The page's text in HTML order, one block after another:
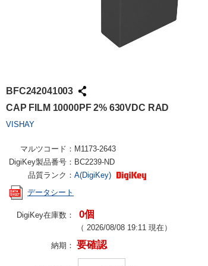
BFC242041003
CAP FILM 10000PF 2% 630VDC RAD
VISHAY
マルツコード： M1173-2643
DigiKey製品番号： BC2239-ND
品質ランク： A(DigiKey)
データシート
DigiKey在庫数： 0個
（ 2026/08/08 19:11 現在）
納期： 要確認